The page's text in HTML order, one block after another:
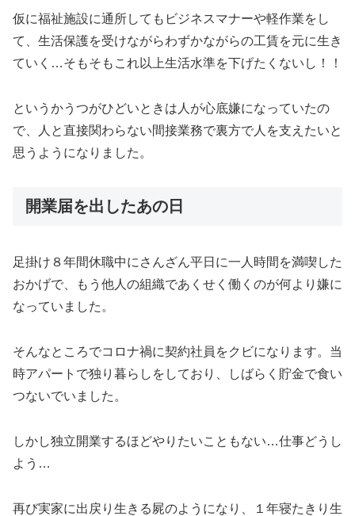
仮に福祉施設に通所してもビジネスマナーや軽作業をし
て、生活保護を受けながらわずかながらの工賃を元に生き
ていく…そもそもこれ以上生活水準を下げたくないし！！
というかうつがひどいときは人が心底嫌になっていたの
で、人と直接関わらない間接業務で裏方で人を支えたいと
思うようになりました。
開業届を出したあの日
足掛け８年間休職中にさんざん平日に一人時間を満喫した
おかげで、もう他人の組織であくせく働くのが何より嫌に
なっていました。
そんなところでコロナ禍に契約社員をクビになります。当
時アパートで独り暮らしをしており、しばらく貯金で食い
つないでいました。
しかし独立開業するほどやりたいこともない…仕事どうし
よう…
再び実家に出戻り生きる屍のようになり、１年寝たきり生